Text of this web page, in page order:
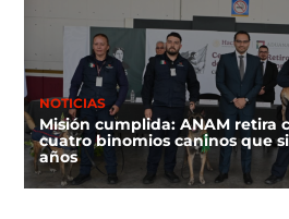
NOTICIAS
Misión cumplida: ANAM retira
cuatro binomios caninos que
años